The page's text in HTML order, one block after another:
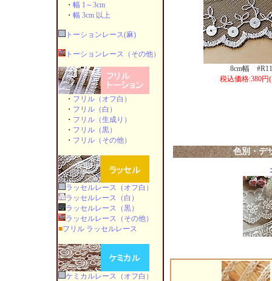
・ 幅 1～3cm
・ 幅 3cm 以上
トーションレース(麻)
トーションレース（その他）
・ フリル（オフ白）
・ フリル（白）
・ フリル（生成り）
・ フリル（黒）
・ フリル（その他）
ラッセルレース（オフ白）
ラッセルレース（白）
ラッセルレース（黒）
ラッセルレース（その他）
■フリル ラッセルレース
ケミカルレース（オフ白）
8cm幅
税込価格:380円
色別・デ